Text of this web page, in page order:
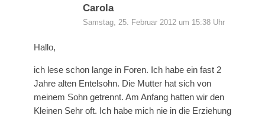
Carola
Samstag, 25. Februar 2012 um 15:38 Uhr
Hallo,
ich lese schon lange in Foren. Ich habe ein fast 2
Jahre alten Entelsohn. Die Mutter hat sich von
meinem Sohn getrennt. Am Anfang hatten wir den
Kleinen Sehr oft. Ich habe mich nie in die Erziehung